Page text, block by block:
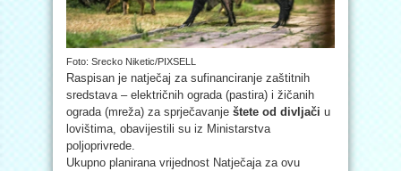
Foto: Srecko Niketic/PIXSELL
Raspisan je natječaj za sufinanciranje zaštitnih
sredstava – električnih ograda (pastira) i žičanih
ograda (mreža) za sprječavanje štete od divljači u
lovištima, obavijestili su iz Ministarstva
poljoprivrede.
Ukupno planirana vrijednost Natječaja za ovu